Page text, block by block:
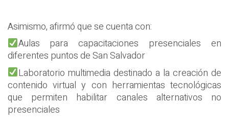
Asimismo, afirmó que se cuenta con:
Aulas para capacitaciones presenciales en
diferentes puntos de San Salvador
Laboratorio multimedia destinado a la creación de
contenido virtual y con herramientas tecnológicas
que permiten habilitar canales alternativos no
presenciales